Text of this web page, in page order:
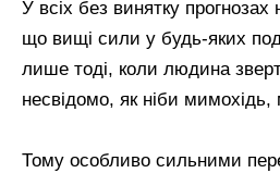
У всіх без винятку прогнозах
що вищі сили у будь-яких
лише тоді, коли людина
несвідомо, як ніби
Тому особливо сильними